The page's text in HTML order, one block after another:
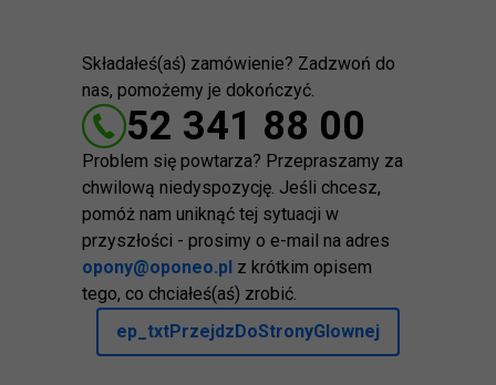
Składałeś(aś) zamówienie? Zadzwoń do
nas, pomożemy je dokończyć.
52 341 88 00
Problem się powtarza? Przepraszamy za
chwilową niedyspozycję. Jeśli chcesz,
pomóż nam uniknąć tej sytuacji w
przyszłości - prosimy o e-mail na adres
opony@oponeo.pl z krótkim opisem
tego, co chciałeś(aś) zrobić.
ep_txtPrzejdzDoStronyGlownej